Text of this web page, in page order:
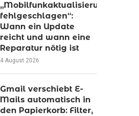
„Mobilfunkaktualisierung
fehlgeschlagen“:
Wann ein Update
reicht und wann eine
Reparatur nötig ist
4 August 2026
Gmail verschiebt E-
Mails automatisch in
den Papierkorb: Filter,